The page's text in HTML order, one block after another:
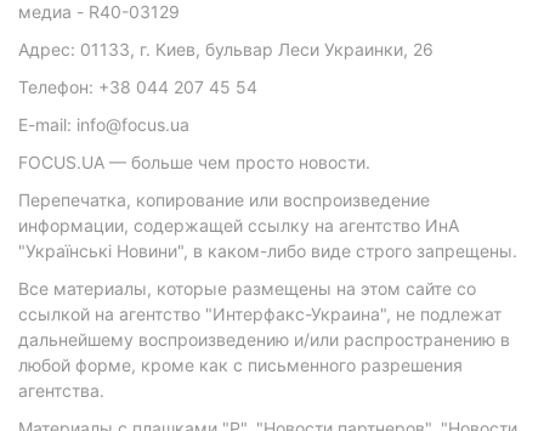
медиа - R40-03129
Адрес: 01133, г. Киев, бульвар Леси Украинки, 26
Телефон: +38 044 207 45 54
E-mail: info@focus.ua
FOCUS.UA — больше чем просто новости.
Перепечатка, копирование или воспроизведение
информации, содержащей ссылку на агентство ИнА
"Українські Новини", в каком-либо виде строго запрещены.
Все материалы, которые размещены на этом сайте со
ссылкой на агентство "Интерфакс-Украина", не подлежат
дальнейшему воспроизведению и/или распространению в
любой форме, кроме как с письменного разрешения
агентства.